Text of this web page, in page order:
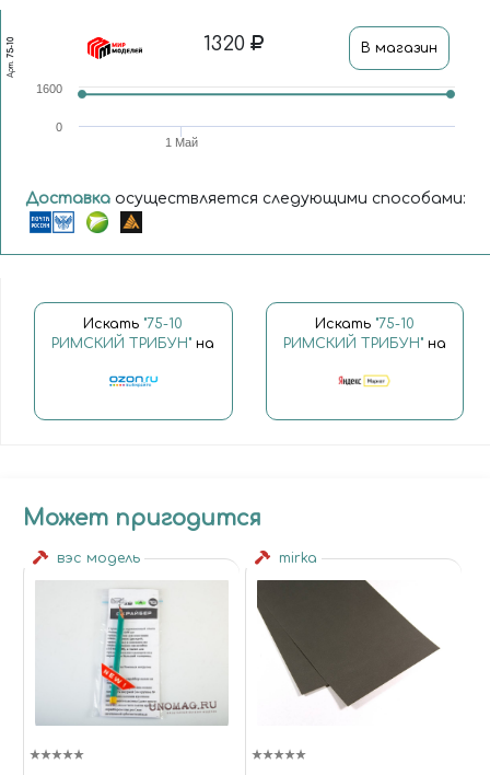
Арт.
75-10 1320 В магазин
1 Май
0
1600
Доставка осуществляется следующими способами:
Искать "75-10
РИМСКИЙ ТРИБУН" на
Искать "75-10
РИМСКИЙ ТРИБУН"на
Может пригодится
вэс модель mirka